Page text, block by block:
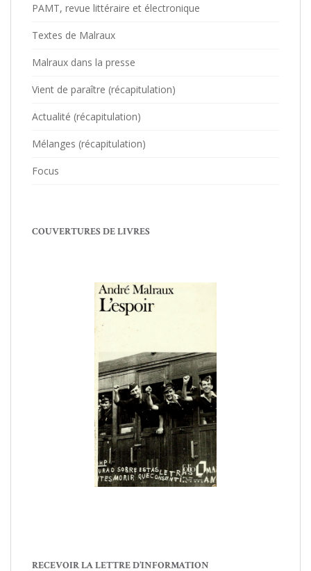
PAMT, revue littéraire et électronique
Textes de Malraux
Malraux dans la presse
Vient de paraître (récapitulation)
Actualité (récapitulation)
Mélanges (récapitulation)
Focus
COUVERTURES DE LIVRES
RECEVOIR LA LETTRE D’INFORMATION